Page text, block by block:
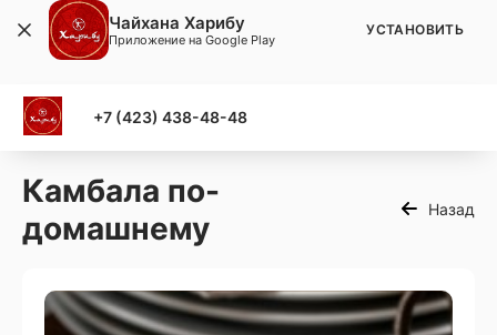
+7 (423) 438-48-48
Камбала по-
домашнему
Назад
Чайхана Харибу
Приложение на Google Play
УСТАНОВИТЬ